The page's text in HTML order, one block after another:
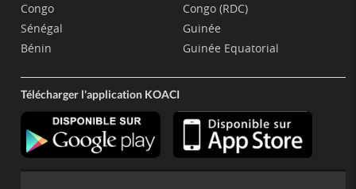
Congo
Sénégal
Bénin
Congo (RDC)
Guinée
Guinée Equatorial
Télécharger l'application KOACI